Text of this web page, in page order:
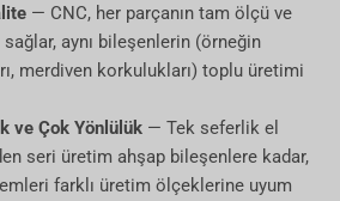
— CNC, her parçanın tam ölçü ve
sağlar, aynı bileşenlerin (örneğin
merdiven korkulukları) toplu üretimi
ve Çok Yönlülük— Tek seferlik el
seri üretim ahşap bileşenlere kadar,
farklı üretim ölçeklerine uyum